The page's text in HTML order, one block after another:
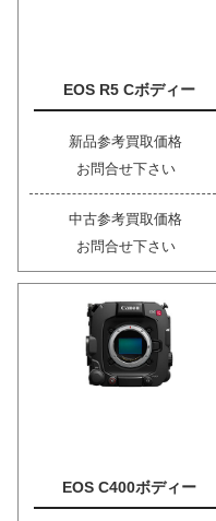
EOS R5 Cボディー
新品参考買取価格
お問合せ下さい
中古参考買取価格
お問合せ下さい
EOS C400ボディー